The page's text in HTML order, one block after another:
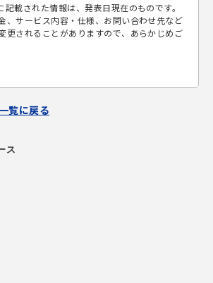
載された情報は、発表日現在のものです。
、サービス内容・仕様、お問い合わせ先など
更されることがありますので、あらかじめご
覧に戻る
ス